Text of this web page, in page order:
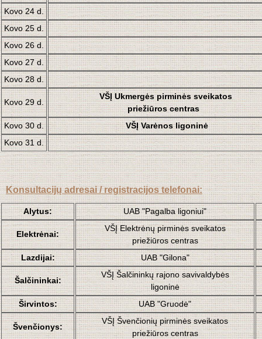
Kovo 24 d.
Kovo 25 d.
Kovo 26 d.
Kovo 27 d.
Kovo 28 d.
Kovo 29 d.
VŠĮ Ukmergės pirminės sveikatos
priežiūros centras
Kovo 30 d.
VŠĮ Varėnos ligoninė
Kovo 31 d.
Konsultacijų adresai / registracijos telefonai:
Alytus: UAB "Pagalba ligoniui"
Elektrėnai:
VŠĮ Elektrėnų pirminės sveikatos
priežiūros centras
Lazdijai:
UAB "Gilona"
Šalčininkai:
VŠĮ Šalčininkų rajono savivaldybės
ligoninė
Širvintos:
UAB "Gruodė"
Švenčionys:
VŠĮ Švenčionių pirminės sveikatos
priežiūros centras